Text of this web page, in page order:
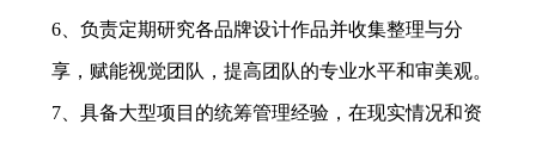
6、负责定期研究各品牌设计作品并收集整理与分
享，赋能视觉团队，提高团队的专业水平和审美观。
7、具备大型项目的统筹管理经验，在现实情况和资